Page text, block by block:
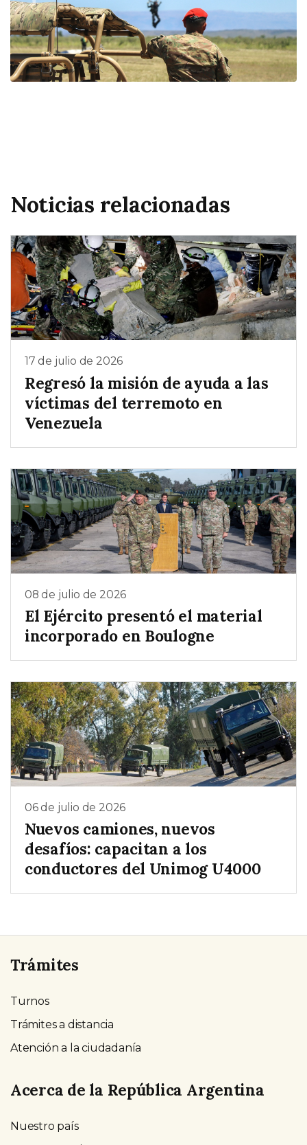
Noticias relacionadas
17 de julio de 2026
Regresó la misión de ayuda a las
víctimas del terremoto en
Venezuela
08 de julio de 2026
El Ejército presentó el material
incorporado en Boulogne
06 de julio de 2026
Nuevos camiones, nuevos
desafíos: capacitan a los
conductores del Unimog U4000
Trámites
Turnos
Trámites a distancia
Atención a la ciudadanía
Acerca de la República Argentina
Nuestro país